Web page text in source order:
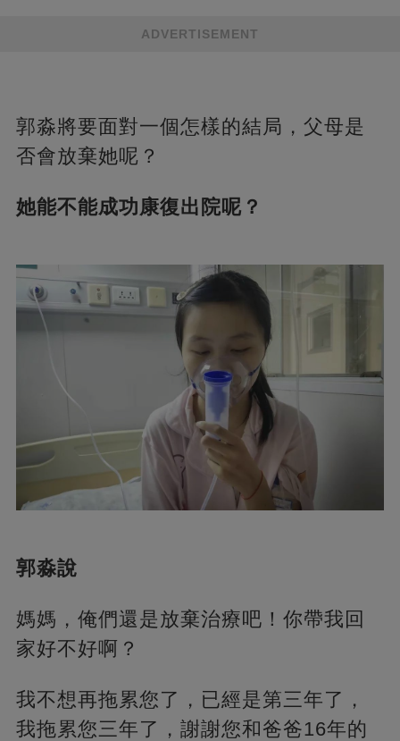
ADVERTISEMENT
郭淼將要面對一個怎樣的結局，父母是
否會放棄她呢？
她能不能成功康復出院呢？
郭淼說
媽媽，俺們還是放棄治療吧！你帶我回
家好不好啊？
我不想再拖累您了，已經是第三年了，
我拖累您三年了，謝謝您和爸爸16年的